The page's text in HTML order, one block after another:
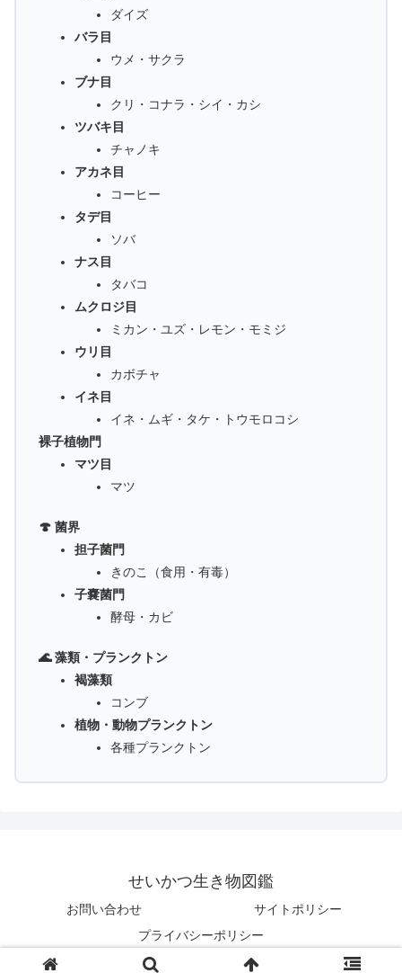
ダイズ
バラ目
ウメ・サクラ
ブナ目
クリ・コナラ・シイ・カシ
ツバキ目
チャノキ
アカネ目
コーヒー
タデ目
ソバ
ナス目
タバコ
ムクロジ目
ミカン・ユズ・レモン・モミジ
ウリ目
カボチャ
イネ目
イネ・ムギ・タケ・トウモロコシ
裸子植物門
マツ目
マツ
🍄 菌界
担子菌門
きのこ（食用・有毒）
子嚢菌門
酵母・カビ
🌊 藻類・プランクトン
褐藻類
コンブ
植物・動物プランクトン
各種プランクトン
せいかつ生き物図鑑
お問い合わせ
サイトポリシー
プライバシーポリシー
© 2025 せいかつ生き物図鑑.